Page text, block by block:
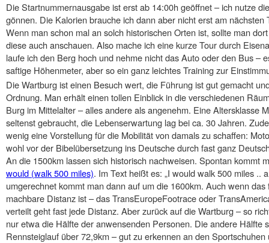
Die Startnummernausgabe ist erst ab 14:00h geöffnet – ich nutze
gönnen. Die Kalorien brauche ich dann aber nicht erst am
Wenn man schon mal an solch historischen Orten ist, sollte man
diese auch anschauen. Also mache ich eine kurze Tour durch
laufe ich den Berg hoch und nehme nicht das Auto oder den Bus –
saftige Höhenmeter, aber so ein ganz leichtes Training zur
Die Wartburg ist einen Besuch wert, die Führung ist gut gemacht
Ordnung. Man erhält einen tollen Einblick in die verschiedenen
Burg im Mittelalter – alles andere als angenehm. Eine Altersklasse
seltenst gebraucht, die Lebenserwartung lag bei ca. 30 Jahren.
wenig eine Vorstellung für die Mobilität von damals zu schaffen:
wohl vor der Bibelübersetzung ins Deutsche durch fast ganz
An die 1500km lassen sich historisch nachweisen. Spontan kommt
would (walk 500 miles). Im Text heißt es: „I would walk 500 miles ..
umgerechnet kommt man dann auf um die 1600km. Auch wenn
machbare Distanz ist – das TransEuropeFootrace oder
verteilt geht fast jede Distanz. Aber zurück auf die Wartburg – so
nur etwa die Hälfte der anwensenden Personen. Die andere Hälfte
Rennsteiglauf über 72,9km – gut zu erkennen an den